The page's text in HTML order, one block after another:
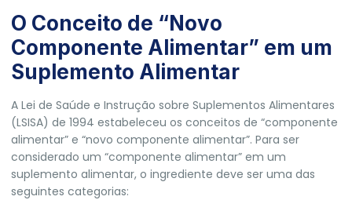
O Conceito de “Novo
Componente Alimentar” em um
Suplemento Alimentar
A Lei de Saúde e Instrução sobre Suplementos Alimentares
(LSISA) de 1994 estabeleceu os conceitos de “componente
alimentar” e “novo componente alimentar”. Para ser
considerado um “componente alimentar” em um
suplemento alimentar, o ingrediente deve ser uma das
seguintes categorias: